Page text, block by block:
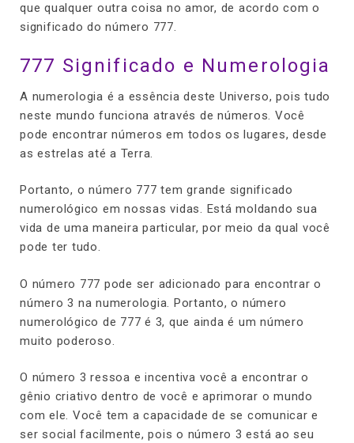
que qualquer outra coisa no amor, de acordo com o
significado do número 777.
777 Significado e Numerologia
A numerologia é a essência deste Universo, pois tudo
neste mundo funciona através de números. Você
pode encontrar números em todos os lugares, desde
as estrelas até a Terra.
Portanto, o número 777 tem grande significado
numerológico em nossas vidas. Está moldando sua
vida de uma maneira particular, por meio da qual você
pode ter tudo.
O número 777 pode ser adicionado para encontrar o
número 3 na numerologia. Portanto, o número
numerológico de 777 é 3, que ainda é um número
muito poderoso.
O número 3 ressoa e incentiva você a encontrar o
gênio criativo dentro de você e aprimorar o mundo
com ele. Você tem a capacidade de se comunicar e
ser social facilmente, pois o número 3 está ao seu